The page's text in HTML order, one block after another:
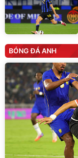
BÓNG ĐÁ ANH